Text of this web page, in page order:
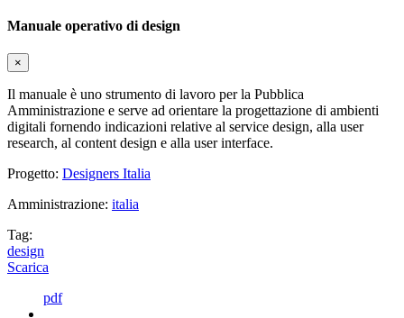
Manuale operativo di design
×
Il manuale è uno strumento di lavoro per la Pubblica
Amministrazione e serve ad orientare la progettazione di ambienti
digitali fornendo indicazioni relative al service design, alla user
research, al content design e alla user interface.
Progetto: Designers Italia
Amministrazione: italia
Tag:
design
Scarica
pdf